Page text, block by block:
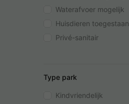
Waterafvoer mogelijk
Huisdieren toegestaan
Privé-sanitair
Type park
Kindvriendelijk